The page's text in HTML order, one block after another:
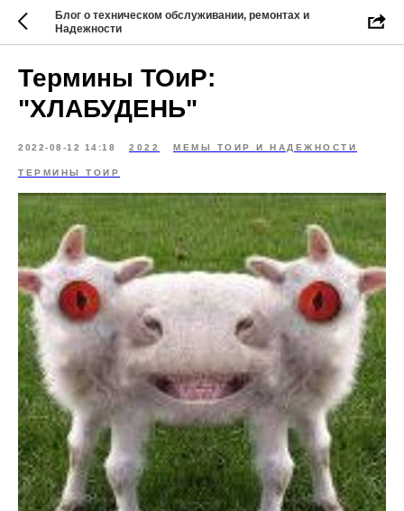
Блог о техническом обслуживании, ремонтах и
Надежности
Термины ТОиР:
"ХЛАБУДЕНЬ"
2022-08-12 14:18 2022 МЕМЫ ТОИР И НАДЕЖНОСТИ
ТЕРМИНЫ ТОИР